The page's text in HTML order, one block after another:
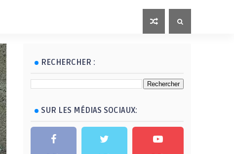
RECHERCHER :
SUR LES MÉDIAS SOCIAUX: